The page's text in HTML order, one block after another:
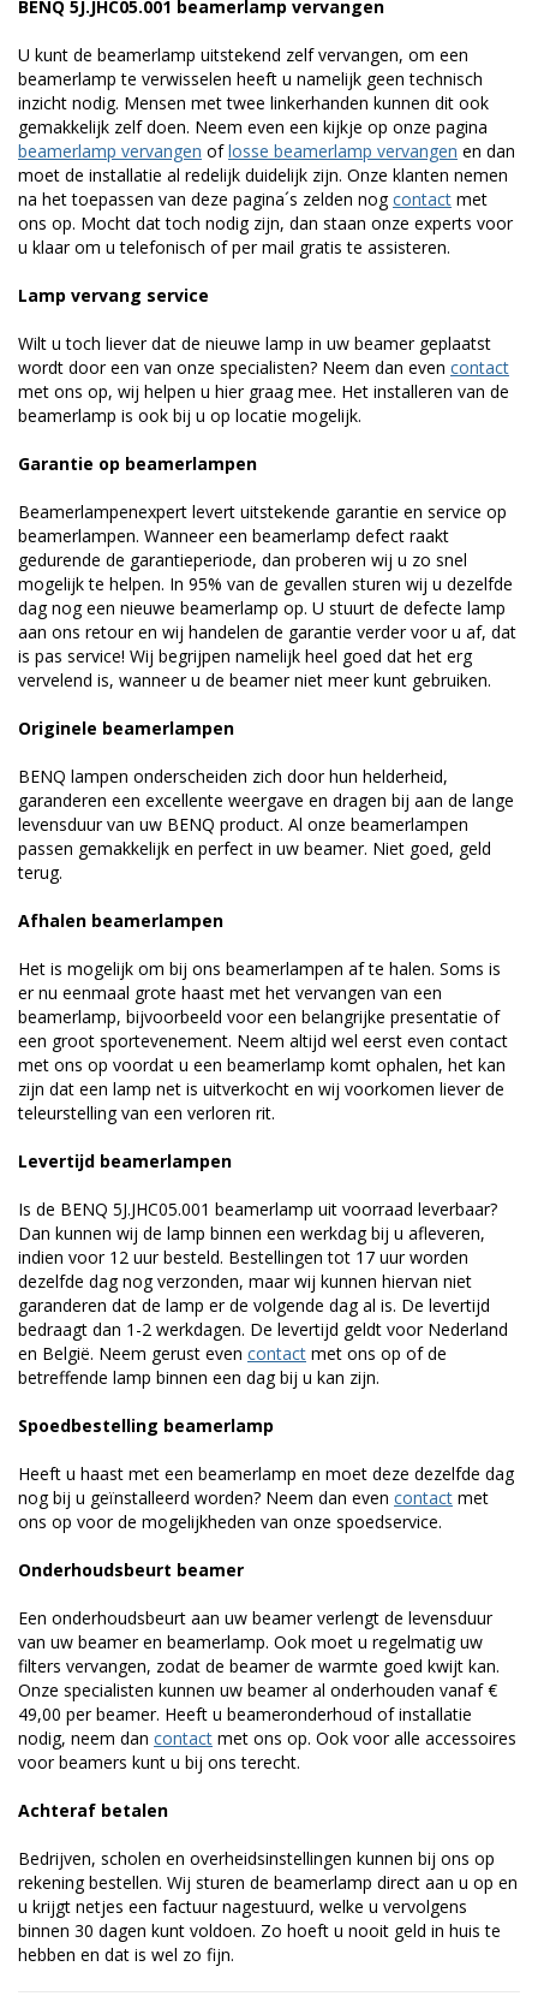
BENQ 5J.JHC05.001 beamerlamp vervangen
U kunt de beamerlamp uitstekend zelf vervangen, om een
beamerlamp te verwisselen heeft u namelijk geen technisch
inzicht nodig. Mensen met twee linkerhanden kunnen dit ook
gemakkelijk zelf doen. Neem even een kijkje op onze pagina
beamerlamp vervangen oflosse beamerlamp vervangen en dan
moet de installatie al redelijk duidelijk zijn. Onze klanten nemen
na het toepassen van deze pagina´s zelden nogcontact met
ons op. Mocht dat toch nodig zijn, dan staan onze experts voor
u klaar om u telefonisch of per mail gratis te assisteren.
Lamp vervang service
Wilt u toch liever dat de nieuwe lamp in uw beamer geplaatst
wordt door een van onze specialisten? Neem dan even contact
met ons op, wij helpen u hier graag mee. Het installeren van de
beamerlamp is ook bij u op locatie mogelijk.
Garantie op beamerlampen
Beamerlampenexpert levert uitstekende garantie en service op
beamerlampen. Wanneer een beamerlamp defect raakt
gedurende de garantieperiode, dan proberen wij u zo snel
mogelijk te helpen. In 95% van de gevallen sturen wij u dezelfde
dag nog een nieuwe beamerlamp op. U stuurt de defecte lamp
aan ons retour en wij handelen de garantie verder voor u af, dat
is pas service! Wij begrijpen namelijk heel goed dat het erg
vervelend is, wanneer u de beamer niet meer kunt gebruiken.
Originele beamerlampen
BENQ lampen onderscheiden zich door hun helderheid,
garanderen een excellente weergave en dragen bij aan de lange
levensduur van uw BENQ product. Al onze beamerlampen
passen gemakkelijk en perfect in uw beamer. Niet goed, geld
terug.
Afhalen beamerlampen
Het is mogelijk om bij ons beamerlampen af te halen. Soms is
er nu eenmaal grote haast met het vervangen van een
beamerlamp, bijvoorbeeld voor een belangrijke presentatie of
een groot sportevenement. Neem altijd wel eerst even contact
met ons op voordat u een beamerlamp komt ophalen, het kan
zijn dat een lamp net is uitverkocht en wij voorkomen liever de
teleurstelling van een verloren rit.
Levertijd beamerlampen
Is de BENQ 5J.JHC05.001 beamerlamp uit voorraad leverbaar?
Dan kunnen wij de lamp binnen een werkdag bij u afleveren,
indien voor 12 uur besteld. Bestellingen tot 17 uur worden
dezelfde dag nog verzonden, maar wij kunnen hiervan niet
garanderen dat de lamp er de volgende dag al is. De levertijd
bedraagt dan 1-2 werkdagen. De levertijd geldt voor Nederland
en België. Neem gerust even contact met ons op of de
betreffende lamp binnen een dag bij u kan zijn.
Spoedbestelling beamerlamp
Heeft u haast met een beamerlamp en moet deze dezelfde dag
nog bij u geïnstalleerd worden? Neem dan even contact met
ons op voor de mogelijkheden van onze spoedservice.
Onderhoudsbeurt beamer
Een onderhoudsbeurt aan uw beamer verlengt de levensduur
van uw beamer en beamerlamp. Ook moet u regelmatig uw
filters vervangen, zodat de beamer de warmte goed kwijt kan.
Onze specialisten kunnen uw beamer al onderhouden vanaf €
49,00 per beamer. Heeft u beameronderhoud of installatie
nodig, neem dan contact met ons op. Ook voor alle accessoires
voor beamers kunt u bij ons terecht.
Achteraf betalen
Bedrijven, scholen en overheidsinstellingen kunnen bij ons op
rekening bestellen. Wij sturen de beamerlamp direct aan u op en
u krijgt netjes een factuur nagestuurd, welke u vervolgens
binnen 30 dagen kunt voldoen. Zo hoeft u nooit geld in huis te
hebben en dat is wel zo fijn.